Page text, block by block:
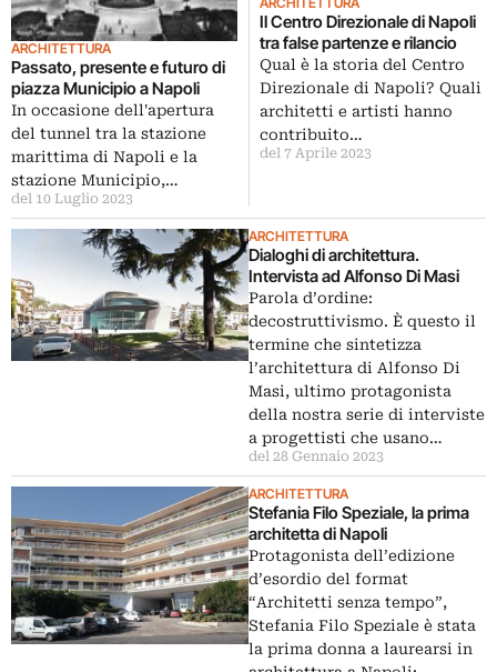
ARCHITETTURA
Passato, presente e futuro di
piazza Municipio a Napoli
In occasione dell'apertura
del tunnel tra la stazione
marittima di Napoli e la
stazione Municipio,…
del 10 Luglio 2023
Il Centro Direzionale di Napoli
tra false partenze e rilancio
Qual è la storia del Centro
Direzionale di Napoli? Quali
architetti e artisti hanno
contribuito…
del 7 Aprile 2023
ARCHITETTURA
Dialoghi di architettura.
Intervista ad Alfonso Di Masi
Parola d’ordine:
decostruttivismo. È questo il
termine che sintetizza
l’architettura di Alfonso Di
Masi, ultimo protagonista
della nostra serie di interviste
a progettisti che usano…
del 28 Gennaio 2023
ARCHITETTURA
Stefania Filo Speziale, la prima
architetta di Napoli
Protagonista dell’edizione
d’esordio del format
“Architetti senza tempo”,
Stefania Filo Speziale è stata
la prima donna a laurearsi in